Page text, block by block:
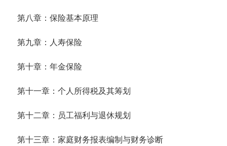
第八章：保险基本原理
第九章：人寿保险
第十章：年金保险
第十一章：个人所得税及其筹划
第十二章：员工福利与退休规划
第十三章：家庭财务报表编制与财务诊断